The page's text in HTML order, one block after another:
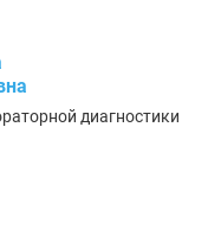
диагностики